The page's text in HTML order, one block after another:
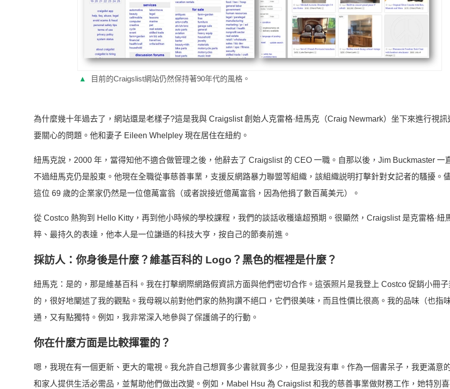
▲ 目前的Craigslist網站仍然保持著90年代的風格。
為什麼幾十年過去了，網站還是老樣子?這是我與 Craigslist 創始人克雷格·紐馬克（Craig Newmark）坐下來進行視訊
要關心的問題。他和妻子 Eileen Whelpley 現在居住在紐約。
紐馬克說，2000 年，當得知他不適合做管理之後，他辭去了 Craigslist 的 CEO 一職。自那以後，Jim Buckmaster 一
不過紐馬克仍是股東。他現在全職從事慈善事業，支援反網路暴力聯盟等組織，該組織説明打擊針對女記者的騷擾。
這位 69 歲的企業家仍然是一位億萬富翁（或者說接近億萬富翁，因為他捐了數百萬美元）。
從 Costco 熱狗到 Hello Kitty，再到他小時候的學校課程，我們的談話收穫遠超預期。很顯然，Craigslist 是克雷格·紐
粹、最持久的表達，他本人是一位謙遜的科技大亨，按自己的節奏前進。
採訪人：你身後是什麼？維基百科的 Logo？黑色的框裡是什麼？
紐馬克：是的，那是維基百科。我在打擊網際網路假資訊方面與他們密切合作。這張照片是我登上 Costco 促銷小冊
的，很好地闡述了我的觀點。我母親以前對他們家的熱狗讚不絕口，它們很美味，而且性價比很高。我的品味（也指
通，又有點獨特。例如，我非常深入地參與了保護鴿子的行動。
你在什麼方面是比較揮霍的？
嗯，我現在有一個更新、更大的電視。我允許自己想買多少書就買多少，但是我沒有車。作為一個書呆子，我更滿意
和家人提供生活必需品，並幫助他們做出改變。例如，Mabel Hsu 為 Craigslist 和我的慈善事業做財務工作，她特別